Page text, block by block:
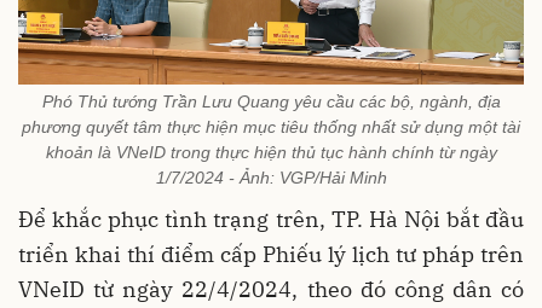
Phó Thủ tướng Trần Lưu Quang yêu cầu các bộ, ngành, địa
phương quyết tâm thực hiện mục tiêu thống nhất sử dụng một tài
khoản là VNeID trong thực hiện thủ tục hành chính từ ngày
1/7/2024 - Ảnh: VGP/Hải Minh
Để khắc phục tình trạng trên, TP. Hà Nội bắt đầu
triển khai thí điểm cấp Phiếu lý lịch tư pháp trên
VNeID từ ngày 22/4/2024, theo đó công dân có